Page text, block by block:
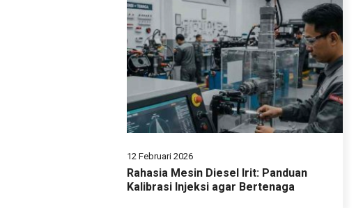
12 Februari 2026
Rahasia Mesin Diesel Irit: Panduan
Kalibrasi Injeksi agar Bertenaga